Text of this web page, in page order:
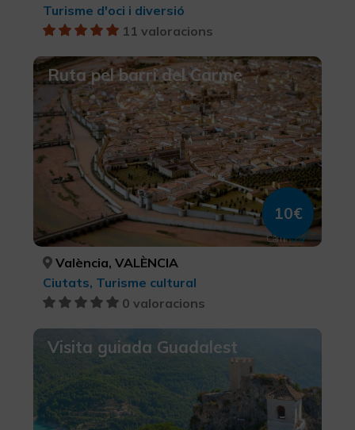
Turisme d'oci i diversió
11 valoracions
Ruta pel barri del Carme
10€
València, VALÈNCIA
Ciutats, Turisme cultural
0 valoracions
Visita guiada Guadalest